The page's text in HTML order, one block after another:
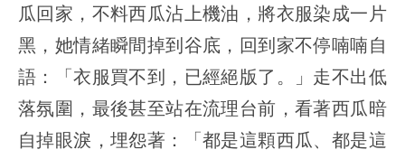
瓜回家，不料西瓜沾上機油，將衣服染成一片
黑，她情緒瞬間掉到谷底，回到家不停喃喃自
語：「衣服買不到，已經絕版了。」走不出低
落氛圍，最後甚至站在流理台前，看著西瓜暗
自掉眼淚，埋怨著：「都是這顆西瓜、都是這